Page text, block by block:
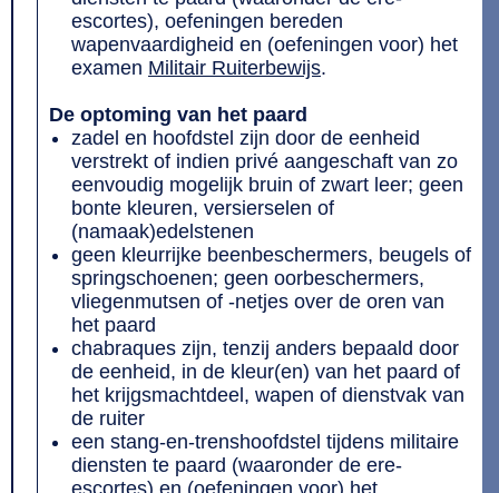
escortes), oefeningen bereden
wapenvaardigheid en (oefeningen voor) het
examen Militair Ruiterbewijs.
De optoming van het paard
zadel en hoofdstel zijn door de eenheid
verstrekt of indien privé aangeschaft van zo
eenvoudig mogelijk bruin of zwart leer; geen
bonte kleuren, versierselen of
(namaak)edelstenen
geen kleurrijke beenbeschermers, beugels of
springschoenen; geen oorbeschermers,
vliegenmutsen of -netjes over de oren van
het paard
chabraques zijn, tenzij anders bepaald door
de eenheid, in de kleur(en) van het paard of
het krijgsmachtdeel, wapen of dienstvak van
de ruiter
een stang-en-trenshoofdstel tijdens militaire
diensten te paard (waaronder de ere-
escortes) en (oefeningen voor) het